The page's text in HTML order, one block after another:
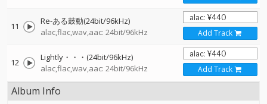
11
Re-ある鼓動(24bit/96kHz)
alac,flac,wav,aac: 24bit/96kHz
Add Track
12
Lightly・・・(24bit/96kHz)
alac,flac,wav,aac: 24bit/96kHz
Add Track
Album Info